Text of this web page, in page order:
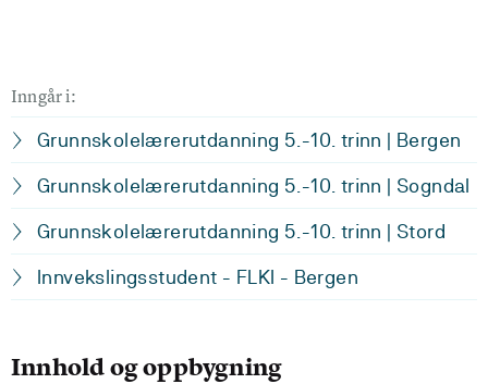
Inngår i:
Grunnskolelærerutdanning 5.-10. trinn | Bergen
Grunnskolelærerutdanning 5.-10. trinn | Sogndal
Grunnskolelærerutdanning 5.-10. trinn | Stord
Innvekslingsstudent - FLKI - Bergen
Innhold og oppbygning